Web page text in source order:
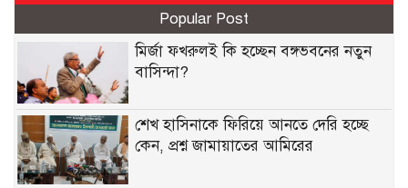
Popular Post
মির্জা ফখরুলই কি হচ্ছেন বঙ্গভবনের নতুন
বাসিন্দা?
শেখ হাসিনাকে ফিরিয়ে আনতে দেরি হচ্ছে
কেন, প্রশ্ন জামায়াতের আমিরের